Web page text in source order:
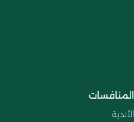
المنافسات
الأندية